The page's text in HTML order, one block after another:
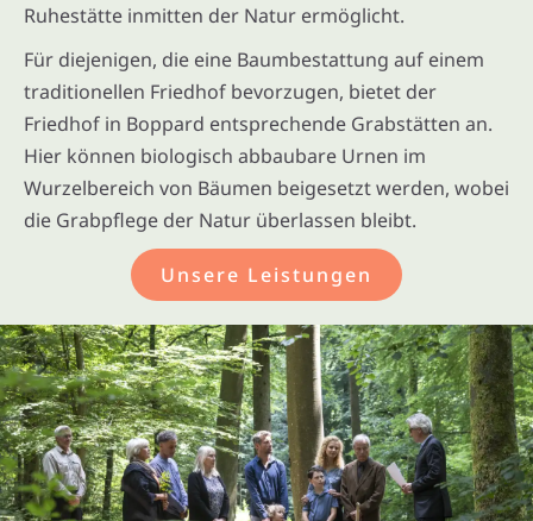
Ruhestätte inmitten der Natur ermöglicht.
Für diejenigen, die eine Baumbestattung auf einem
traditionellen Friedhof bevorzugen, bietet der
Friedhof in Boppard entsprechende Grabstätten an.
Hier können biologisch abbaubare Urnen im
Wurzelbereich von Bäumen beigesetzt werden, wobei
die Grabpflege der Natur überlassen bleibt.
Unsere Leistungen